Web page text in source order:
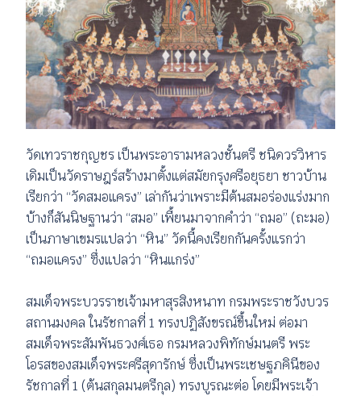
วัดเทวราชกุญชร เป็นพระอารามหลวงชั้นตรี ชนิดวรวิหาร
เดิมเป็นวัดราษฎร์สร้างมาตั้งแต่สมัยกรุงศรีอยุธยา ชาวบ้าน
เรียกว่า “วัดสมอแครง” เล่ากันว่าเพราะมีต้นสมอร่องแร่งมาก
บ้างก็สันนิษฐานว่า “สมอ” เพี้ยนมาจากคำว่า “ถมอ” (ถะมอ)
เป็นภาษาเขมรแปลว่า “หิน” วัดนี้คงเรียกกันครั้งแรกว่า
“ถมอแครง” ซึ่งแปลว่า “หินแกร่ง”
สมเด็จพระบวรราชเจ้ามหาสุรสิงหนาท กรมพระราชวังบวร
สถานมงคล ในรัชกาลที่ 1 ทรงปฏิสังขรณ์ขึ้นใหม่ ต่อมา
สมเด็จพระสัมพันธวงศ์เธอ กรมหลวงพิทักษ์มนตรี พระ
โอรสของสมเด็จพระศรีสุดารักษ์ ซึ่งเป็นพระเชษฐภคินีของ
รัชกาลที่ 1 (ต้นสกุลมนตรีกุล) ทรงบูรณะต่อ โดยมีพระเจ้า